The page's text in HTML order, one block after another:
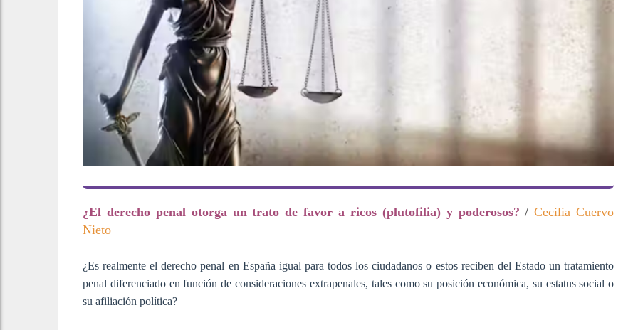
¿El derecho penal otorga un trato de favor a ricos (plutofilia) y poderosos?/Cecilia Cuervo
Nieto
¿Es realmente el derecho penal en España igual para todos los ciudadanos o estos reciben del Estado un tratamiento
penal diferenciado en función de consideraciones extrapenales, tales como su posición económica, su estatus social o
su afiliación política?